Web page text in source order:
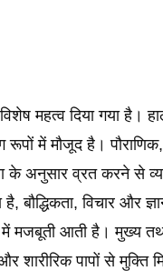
महत्व दिया गया है।
में मौजूद है।
के अनुसार व्रत करने से
बौद्धिकता, विचार और
मजबूती आती है। मुख्य
शारीरिक पापों से मुक्ति